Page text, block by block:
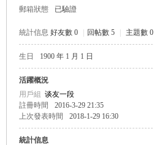
郵箱狀態
已驗證
統計信息 好友數 0 回帖數 5 主題數 0
生日 1900 年 1 月 1 日
活躍概況
用戶組 谈友一段
註冊時間
2016-3-29 21:35
上次發表時間
2018-1-29 16:30
統計信息